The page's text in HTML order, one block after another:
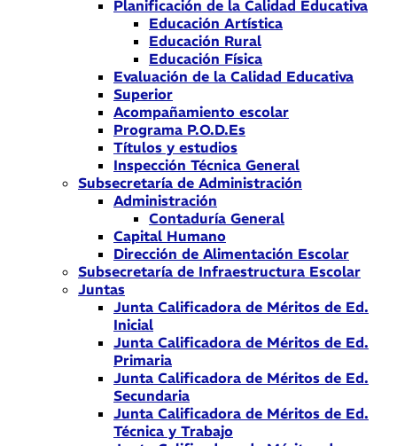
Planificación de la Calidad Educativa
Educación Artística
Educación Rural
Educación Física
Evaluación de la Calidad Educativa
Superior
Acompañamiento escolar
Programa P.O.D.Es
Títulos y estudios
Inspección Técnica General
Subsecretaría de Administración
Administración
Contaduría General
Capital Humano
Dirección de Alimentación Escolar
Subsecretaría de Infraestructura Escolar
Juntas
Junta Calificadora de Méritos de Ed.
Inicial
Junta Calificadora de Méritos de Ed.
Primaria
Junta Calificadora de Méritos de Ed.
Secundaria
Junta Calificadora de Méritos de Ed.
Técnica y Trabajo